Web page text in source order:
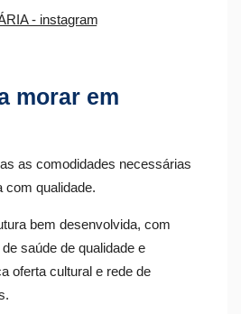
morar em
as comodidades necessárias
com qualidade.
bem desenvolvida, com
saúde de qualidade e
oferta cultural e rede de